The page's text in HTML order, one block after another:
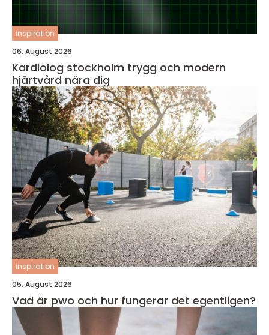
inspiration
06. August 2026
Kardiolog stockholm trygg och modern
hjärtvård nära dig
inspiration
05. August 2026
Vad är pwo och hur fungerar det egentligen?